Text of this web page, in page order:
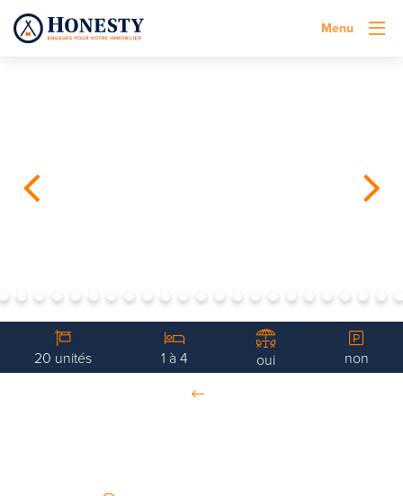
Menu
20 unités 1 à 4 oui non